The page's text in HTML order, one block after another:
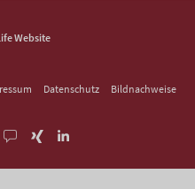
Website
Datenschutz Bildnachweise